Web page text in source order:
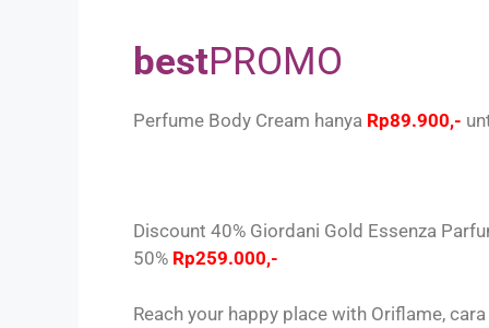
bestPROMO
Perfume Body Cream hanya Rp89.900,-
Discount 40% Giordani Gold Essenza
50% Rp259.000,-
Reach your happy place with Oriflame,